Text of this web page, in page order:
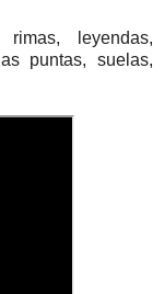
leyendas,
puntas, suelas,